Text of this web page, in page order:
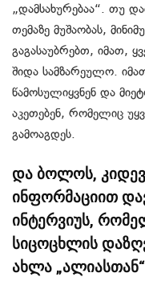
„დამსახურებაა“. თუ
თემაზე მუშაობას,
გაგასაუბრებთ, იმათ,
შიდა სამზარეულო.
წამოსულიყვნენ და
აკეთებენ, რომელიც
გამოაგდეს.
და ბოლოს,
ინფორმაციით
ინტერვიუს,
სიცოცხლის
ახლა